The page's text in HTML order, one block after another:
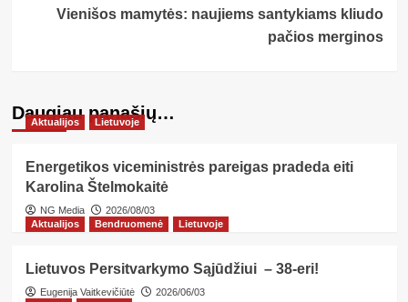
Vienišos mamytės: naujiems santykiams kliudo
pačios merginos
Daugiau panašių…
Aktualijos Lietuvoje
Energetikos viceministrės pareigas pradeda eiti
Karolina Štelmokaitė
NG Media
2026/08/03
Aktualijos
Bendruomenė Lietuvoje
Lietuvos Persitvarkymo Sąjūdžiui – 38-eri!
Eugenija Vaitkevičiūtė
2026/06/03